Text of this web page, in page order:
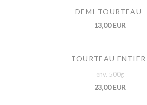
DEMI-TOURTEAU
13,00 EUR
TOURTEAU ENTIER
env. 500g
23,00 EUR